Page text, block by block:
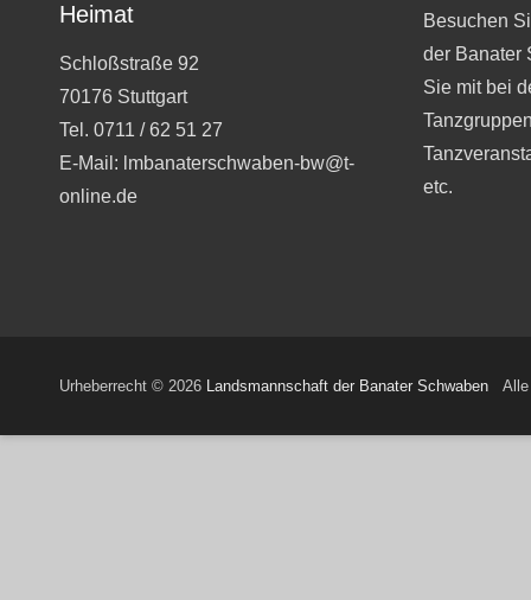
Heimat
Schloßstraße 92
70176 Stuttgart
Tel. 0711 / 62 51 27
E-Mail: lmbanaterschwaben-bw@t-
online.de
Besuchen
der Banater
Sie mit bei
etc.
Urheberrecht © 2026 Landsmannschaft der Banater Schwaben Alle